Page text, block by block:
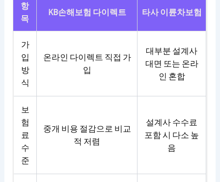
항
목
KB손해보험 다이렉트 타사 이륜차보험
가
입
방
식
온라인 다이렉트 직접 가
입
대부분 설계사
대면 또는 온라
인 혼합
보
험
료
수
준
중개 비용 절감으로 비교
적 저렴
설계사 수수료
포함 시 다소 높
음